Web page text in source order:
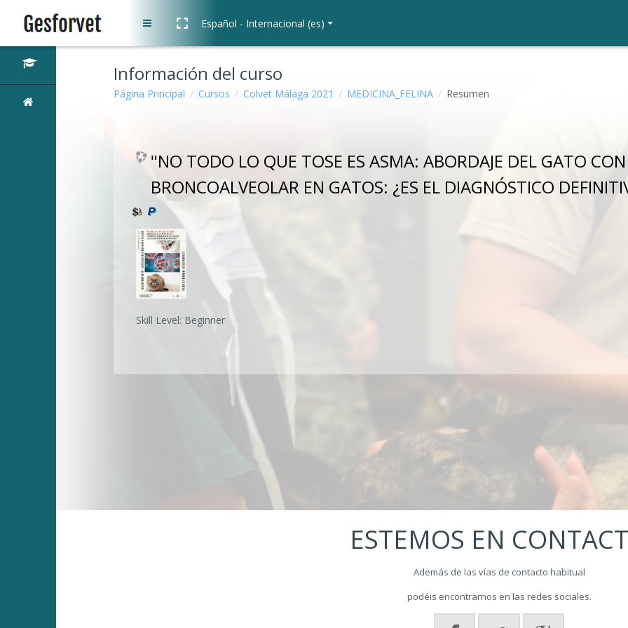
Panel lateralEspañol - Internacional ‎(es)‎
Información del curso
Página Principal Cursos Colvet Málaga 2021 MEDICINA_FELINA Resumen
"NO TODO LO QUE TOSE ES ASMA: ABORDAJE DEL GATO
BRONCOALVEOLAR EN GATOS: ¿ES EL DIAGNÓSTICO
Skill Level: Beginner
ESTEMOS EN
Además de las vías de contacto habitual
podéis encontrarnos en las redes sociales.